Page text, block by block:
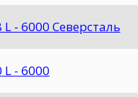
- 6000 Северсталь
- 6000